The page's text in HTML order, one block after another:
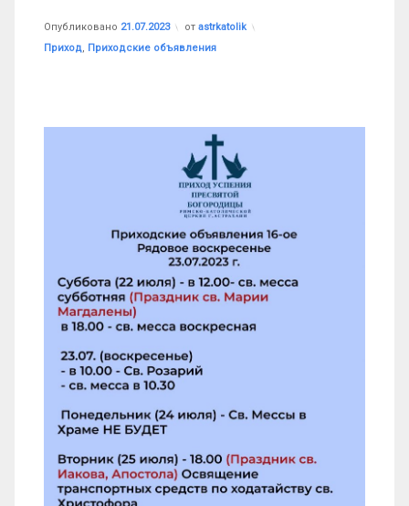
Опубликовано 21.07.2023
Обновлено на
от astrkatolik
Рубрики:
Приход, Приходские объявления